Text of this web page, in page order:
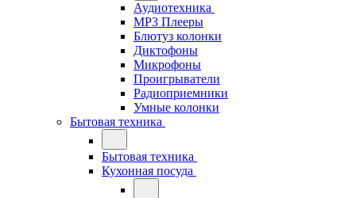
Аудиотехника
MP3 Плееры
Блютуз колонки
Диктофоны
Микрофоны
Проигрыватели
Радиоприемники
Умные колонки
Бытовая техника
Бытовая техника
Кухонная посуда